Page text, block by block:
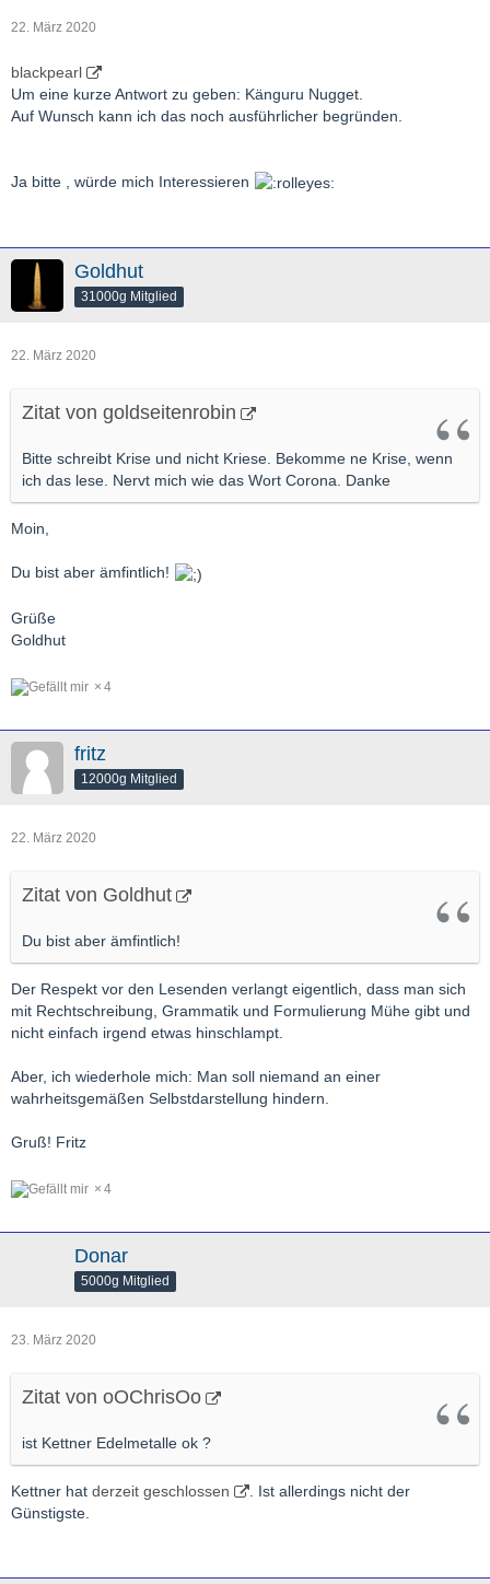
22. März 2020
blackpearl
Um eine kurze Antwort zu geben: Känguru Nugget.
Auf Wunsch kann ich das noch ausführlicher begründen.
Ja bitte , würde mich Interessieren
Goldhut
31000g Mitglied
22. März 2020
Zitat von goldseitenrobin
Bitte schreibt Krise und nicht Kriese. Bekomme ne Krise, wenn
ich das lese. Nervt mich wie das Wort Corona. Danke
Moin,
Du bist aber ämfintlich!
Grüße
Goldhut
4
fritz
12000g Mitglied
22. März 2020
Zitat von Goldhut
Du bist aber ämfintlich!
Der Respekt vor den Lesenden verlangt eigentlich, dass man sich
mit Rechtschreibung, Grammatik und Formulierung Mühe gibt und
nicht einfach irgend etwas hinschlampt.
Aber, ich wiederhole mich: Man soll niemand an einer
wahrheitsgemäßen Selbstdarstellung hindern.
Gruß! Fritz
4
Donar
5000g Mitglied
23. März 2020
Zitat von oOChrisOo
ist Kettner Edelmetalle ok ?
Kettner hat derzeit geschlossen
. Ist allerdings nicht der
Günstigste.